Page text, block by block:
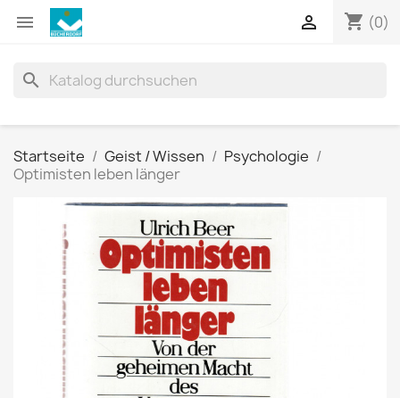
 shopping_cart (0)

search
Startseite Geist / Wissen
Psychologie
Optimisten leben länger